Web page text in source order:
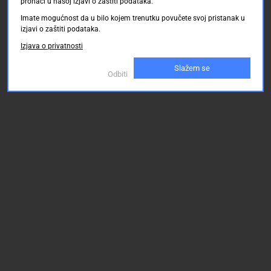
150.00 KM 150.00 KM
Imate mogućnost da u bilo kojem trenutku povučete svoj pristanak u
izjavi o zaštiti podataka.
Izjava o privatnosti
Odbiti
Slažem se